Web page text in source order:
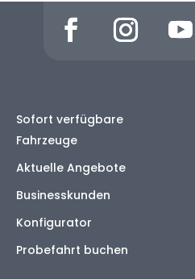
Sofort verfügbare
Fahrzeuge
Aktuelle Angebote
Businesskunden
Konfigurator
Probefahrt buchen